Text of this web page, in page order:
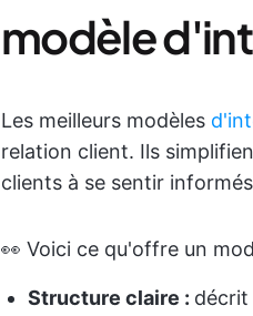
modèle
Les meilleurs modèles
relation client. Ils
clients à se sentir
👀 Voici ce qu'offre un
Structure claire : décrit